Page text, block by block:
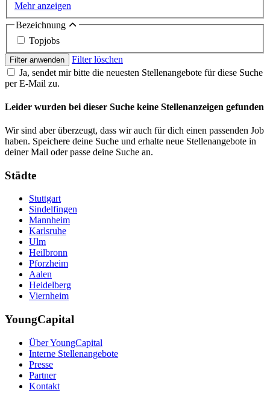
Mehr anzeigen
Bezeichnung
Topjobs
Filter anwenden
Filter löschen
Ja, sendet mir bitte die neuesten Stellenangebote für diese Suche
per E-Mail zu.
Leider wurden bei dieser Suche keine Stellenanzeigen gefunden
Wir sind aber überzeugt, dass wir auch für dich einen passenden Job
haben. Speichere deine Suche und erhalte neue Stellenangebote in
deiner Mail oder passe deine Suche an.
Städte
Stuttgart
Sindelfingen
Mannheim
Karlsruhe
Ulm
Heilbronn
Pforzheim
Aalen
Heidelberg
Viernheim
YoungCapital
Über YoungCapital
Interne Stellenangebote
Presse
Partner
Kontakt